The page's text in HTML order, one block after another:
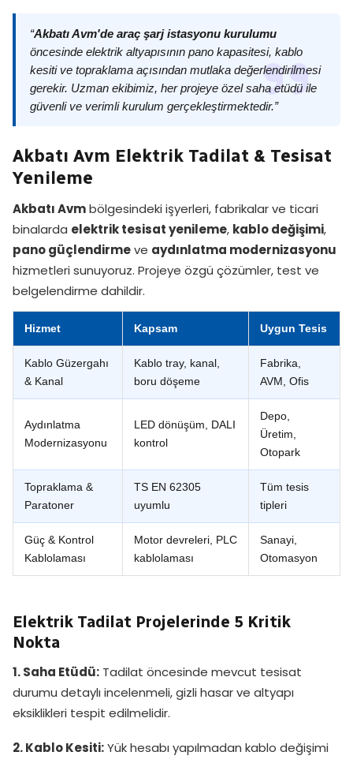
“Akbatı Avm'de araç şarj istasyonu kurulumu
öncesinde elektrik altyapısının pano kapasitesi, kablo
kesiti ve topraklama açısından mutlaka değerlendirilmesi
gerekir. Uzman ekibimiz, her projeye özel saha etüdü ile
güvenli ve verimli kurulum gerçekleştirmektedir.”
Akbatı Avm Elektrik Tadilat & Tesisat
Yenileme
Akbatı Avmbölgesindeki işyerleri, fabrikalar ve ticari
binalarda elektrik tesisat yenileme, kablo değişimi,
pano güçlendirmeve aydınlatma modernizasyonu
hizmetleri sunuyoruz. Projeye özgü çözümler, test ve
belgelendirme dahildir.
Hizmet Kapsam Uygun Tesis
Kablo Güzergahı
& Kanal
Kablo tray, kanal,
boru döşeme
Fabrika,
AVM, Ofis
Aydınlatma
Modernizasyonu
LED dönüşüm, DALI
kontrol
Depo,
Üretim,
Otopark
Topraklama &
Paratoner
TS EN 62305
uyumlu
Tüm tesis
tipleri
Güç & Kontrol
Kablolaması
Motor devreleri, PLC
kablolaması
Sanayi,
Otomasyon
Elektrik Tadilat Projelerinde 5 Kritik
Nokta
1. Saha Etüdü: Tadilat öncesinde mevcut tesisat
durumu detaylı incelenmeli, gizli hasar ve altyapı
eksiklikleri tespit edilmelidir.
2. Kablo Kesiti:Yük hesabı yapılmadan kablo değişimi